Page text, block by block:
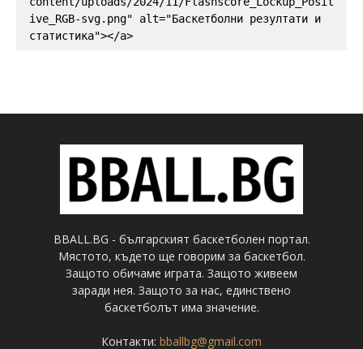
ive_RGB-svg.png" alt="Баскетболни резултати и
статистика"></a>
BBALL.BG - българският баскетболен портал.
Мястото, където ще говорим за баскетбол.
Защото обичаме играта. Защото живеем
заради нея. Защото за нас, единствено
баскетболът има значение.
Контакти: bballbg@gmail.com